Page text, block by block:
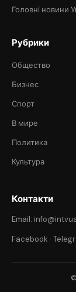
Головні новини
Рубрики
Общество
Бизнес
Спорт
В мире
Политика
Культура
Контакти
Email:
Facebook ·